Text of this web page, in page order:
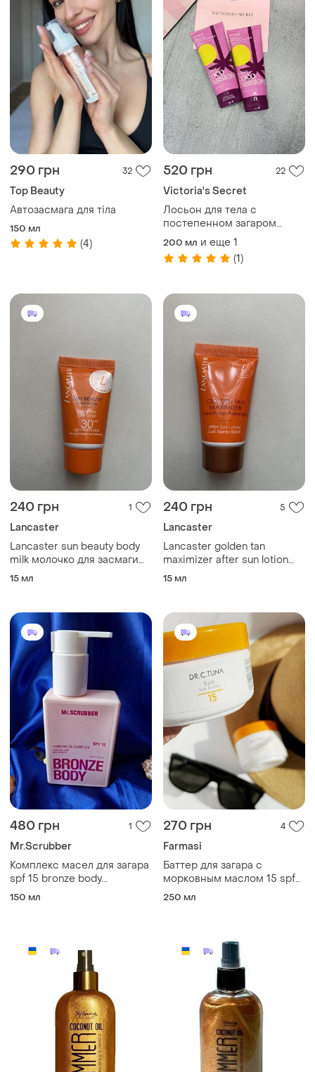
290 грн 32
Top Beauty
Автозасмага для тіла
150 мл
(4)
520 грн 22
Victoria's Secret
Лосьон для тела с
постепенном загаром
«coco passion»/
автозагар.pink.victoria’s
secret.оригинал🇺🇸
200 мл и еще 1
(1)
240 грн 1
Lancaster
Lancaster sun beauty body
milk молочко для засмаги
spf 30 15 мл
15 мл
240 грн 5
Lancaster
Lancaster golden tan
maximizer after sun lotion
молочко для тіла
15 мл
480 грн 1
Mr.Scrubber
Комплекс масел для загара
spf 15 bronze body
mr.scrubber 150 мл
150 мл
270 грн 4
Farmasi
Баттер для загара с
морковным маслом 15 spf
dr. c. tuna farmasi
250 мл